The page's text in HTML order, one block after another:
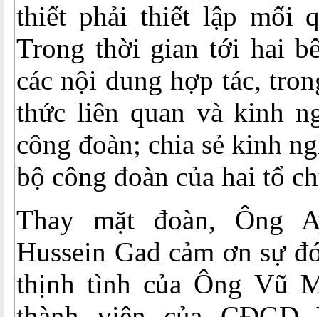
thiết phải thiết lập mối
Trong thời gian tới hai
các nội dung hợp tác,
thức liên quan và kinh
công đoàn; chia sẻ kinh
bộ công đoàn của hai tổ
Thay mặt đoàn, Ông
Hussein Gad cảm ơn sự
thịnh tình của Ông Vũ